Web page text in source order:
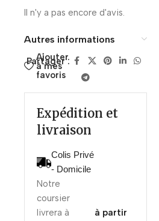
Il n'y a pas encore d'avis.
Autres informations
Ajouter
à mes
favoris
Partager :
Expédition et
livraison
Colis Privé
- Domicile
Notre
coursier
livrera à
à partir